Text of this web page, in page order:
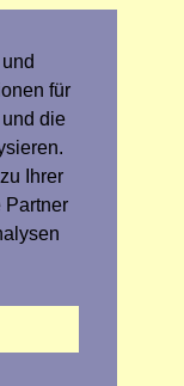
für
die
Ihrer
Partner